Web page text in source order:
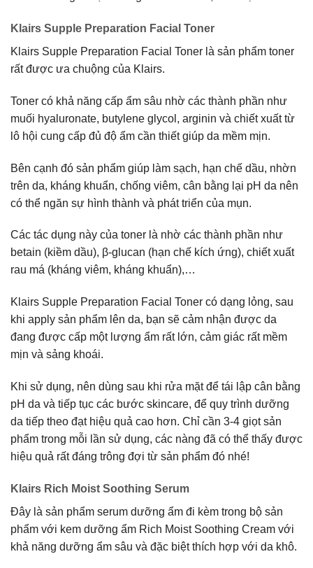
Klairs Supple Preparation Facial Toner
Klairs Supple Preparation Facial Toner là sản phẩm toner
rất được ưa chuộng của Klairs.
Toner có khả năng cấp ẩm sâu nhờ các thành phần như
muối hyaluronate, butylene glycol, arginin và chiết xuất từ
lô hội cung cấp đủ độ ẩm cần thiết giúp da mềm mịn.
Bên cạnh đó sản phẩm giúp làm sạch, hạn chế dầu, nhờn
trên da, kháng khuẩn, chống viêm, cân bằng lại pH da nên
có thể ngăn sự hình thành và phát triển của mụn.
Các tác dụng này của toner là nhờ các thành phần như
betain (kiềm dầu), β-glucan (hạn chế kích ứng), chiết xuất
rau má (kháng viêm, kháng khuẩn),…
Klairs Supple Preparation Facial Toner có dạng lỏng, sau
khi apply sản phẩm lên da, bạn sẽ cảm nhận được da
đang được cấp một lượng ẩm rất lớn, cảm giác rất mềm
mịn và sảng khoái.
Khi sử dụng, nên dùng sau khi rửa mặt để tái lập cân bằng
pH da và tiếp tục các bước skincare, để quy trình dưỡng
da tiếp theo đạt hiệu quả cao hơn. Chỉ cần 3-4 giọt sản
phẩm trong mỗi lần sử dụng, các nàng đã có thể thấy được
hiệu quả rất đáng trông đợi từ sản phẩm đó nhé!
Klairs Rich Moist Soothing Serum
Đây là sản phẩm serum dưỡng ẩm đi kèm trong bộ sản
phẩm với kem dưỡng ẩm Rich Moist Soothing Cream với
khả năng dưỡng ẩm sâu và đặc biệt thích hợp với da khô.